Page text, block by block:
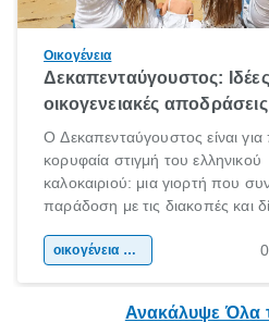
Οικογένεια
Δεκαπενταύγουστος:
οικογενειακές αποδράσεις
Ο Δεκαπενταύγουστος είναι
κορυφαία στιγμή του ελληνικού
καλοκαιριού: μια γιορτή που
παράδοση με τις διακοπές και
χώρας. Είτε πρόκειται για λίγες
οικογένεια & παιδί
Ανακάλυψε Όλα